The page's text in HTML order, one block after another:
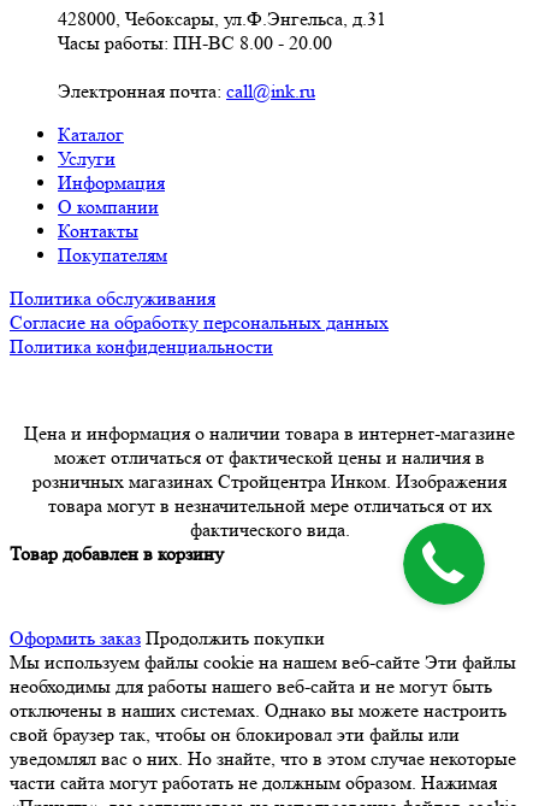
428000, Чебоксары, ул.Ф.Энгельса, д.31
Часы работы: ПН-ВС 8.00 - 20.00
Электронная почта: call@ink.ru
Каталог
Услуги
Информация
О компании
Контакты
Покупателям
Политика обслуживания
Согласие на обработку персональных данных
Политика конфиденциальности
Цена и информация о наличии товара в интернет-магазине
может отличаться от фактической цены и наличия в
розничных магазинах Стройцентра Инком. Изображения
товара могут в незначительной мере отличаться от их
фактического вида.
Товар добавлен в корзину
Оформить заказ Продолжить покупки
Мы используем файлы cookie на нашем веб-сайте Эти файлы
необходимы для работы нашего веб-сайта и не могут быть
отключены в наших системах. Однако вы можете настроить
свой браузер так, чтобы он блокировал эти файлы или
уведомлял вас о них. Но знайте, что в этом случае некоторые
части сайта могут работать не должным образом. Нажимая